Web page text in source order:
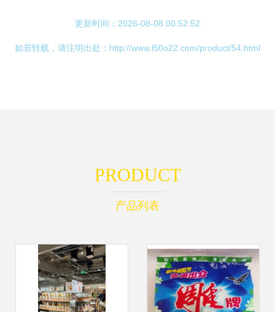
更新时间：2026-08-08 00:52:52
如若转载，请注明出处：http://www.l50o22.com/product/54.html
PRODUCT
产品列表